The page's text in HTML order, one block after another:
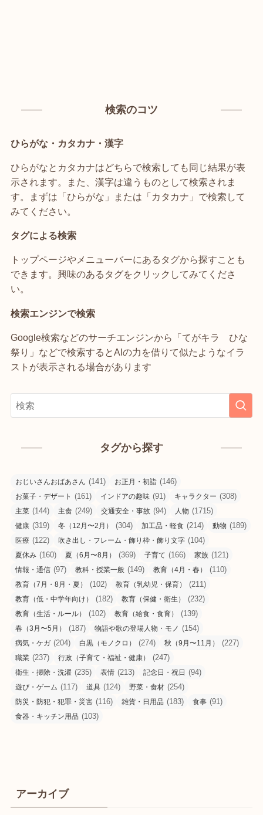
検索のコツ
ひらがな・カタカナ・漢字
ひらがなとカタカナはどちらで検索しても同じ結果が表
示されます。また、漢字は違うものとして検索されま
す。まずは「ひらがな」または「カタカナ」で検索して
みてください。
タグによる検索
トップページやメニューバーにあるタグから探すことも
できます。興味のあるタグをクリックしてみてくださ
い。
検索エンジンで検索
Google検索などのサーチエンジンから「てがキラ ひな
祭り」などで検索するとAIの力を借りて似たようなイラ
ストが表示される場合があります
タグから探す
おじいさんおばあさん (141) お正月・初詣 (146)
お菓子・デザート (161) インドアの趣味 (91) キャラクター (308)
主菜 (144) 主食 (249) 交通安全・事故 (94) 人物 (1715)
健康 (319) 冬（12月〜2月） (304) 加工品・軽食 (214) 動物 (189)
医療 (122) 吹き出し・フレーム・飾り枠・飾り文字 (104)
夏休み (160) 夏（6月〜8月） (369) 子育て (166) 家族 (121)
情報・通信 (97) 教科・授業一般 (149) 教育（4月・春） (110)
教育（7月・8月・夏） (102) 教育（乳幼児・保育） (211)
教育（低・中学年向け） (182) 教育（保健・衛生） (232)
教育（生活・ルール） (102) 教育（給食・食育） (139)
春（3月〜5月） (187) 物語や歌の登場人物・モノ (154)
病気・ケガ (204) 白黒（モノクロ） (274) 秋（9月〜11月） (227)
職業 (237) 行政（子育て・福祉・健康） (247)
衛生・掃除・洗濯 (235) 表情 (213) 記念日・祝日 (94)
遊び・ゲーム (117) 道具 (124) 野菜・食材 (254)
防災・防犯・犯罪・災害 (116) 雑貨・日用品 (183) 食事 (91)
食器・キッチン用品 (103)
アーカイブ